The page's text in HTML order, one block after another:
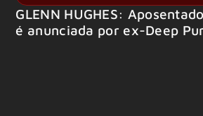
GLENN HUGHES:
é anunciada por ex-Deep